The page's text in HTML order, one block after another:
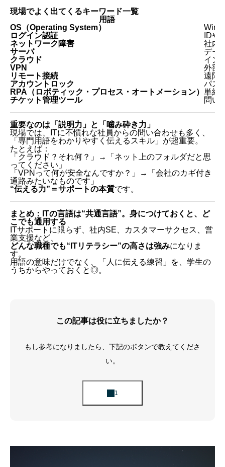
現場でよく出てくるキーワード一覧
用語
OS（Operating System）
ログイン認証
IDや
ネットワーク障害
社内
サーバ
デー
クラウド
イン
VPN
外部
リモート接続
遠隔
アカウントロック
パス
RPA（ロボティック・プロセス・オートメーション） 単純
チケット管理ツール
問い
重要なのは「説明力」と「噛み砕き力」
現場では、ITに不慣れな社員からの問い合わせも多く、
「専門用語をわかりやすく伝えるスキル」が超重要。
たとえば：
「クラウド？それ何？」→「ネット上のフォルダだと思
ってください」
「VPNって何が安全なんですか？」→「会社のカギ付き
通路みたいなものです」
“伝える力”＝サポートの本質です。
まとめ：ITの言語は“共通言語”。身につけておくと、ど
こでも通用する
ITサポートに限らず、社内SE、カスタマーサクセス、営
業支援など、
どんな職種でも“ITリテラシー”の高さは強みになりま
す。
用語の意味だけでなく、「人に伝える練習」を、学生の
うちからやっておくと◎。
この記事は役に立ちましたか？
もし参考になりましたら、下記のボタンで教えてくださ
い。